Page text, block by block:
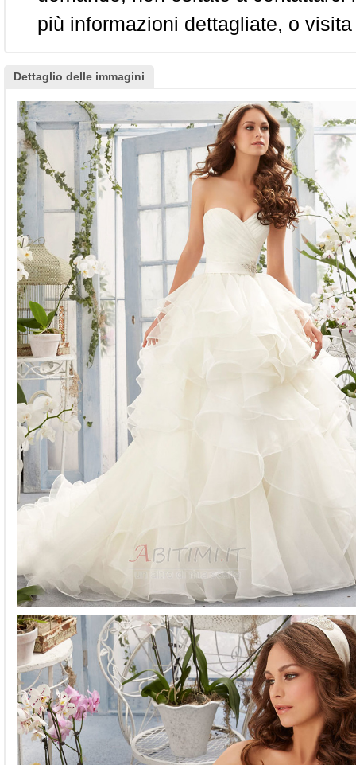
più informazioni dettagliate, o
Dettaglio delle immagini